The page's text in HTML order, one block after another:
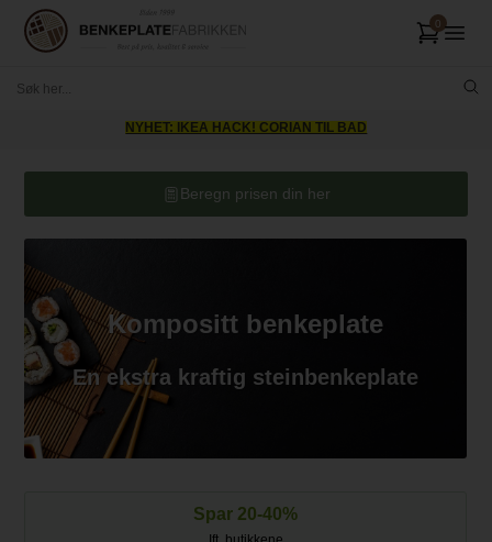
Levering i hele Norge
Beregn prisen din her
Kompositt benkeplate
En ekstra kraftig steinbenkeplate